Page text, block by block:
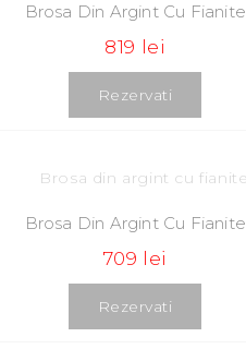
Brosa Din Argint Cu Fianite
819 lei
Rezervati
Brosa Din Argint Cu Fianite
709 lei
Rezervati